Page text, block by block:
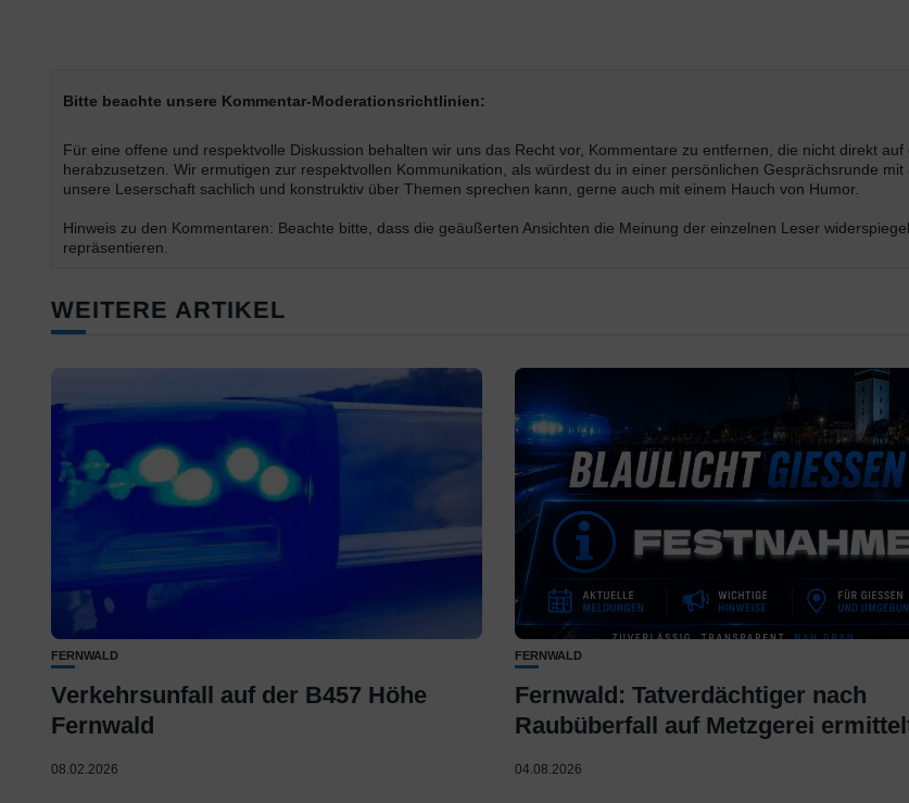
Bitte beachte unsere Kommentar-Moderationsrichtlinien:
Für eine offene und respektvolle Diskussion behalten wir uns das Recht vor, Kommentare zu entfernen, die nicht direkt
herabzusetzen. Wir ermutigen zur respektvollen Kommunikation, als würdest du in einer persönlichen Gesprächsrunde
unsere Leserschaft sachlich und konstruktiv über Themen sprechen kann, gerne auch mit einem Hauch von Humor.
Hinweis zu den Kommentaren: Beachte bitte, dass die geäußerten Ansichten die Meinung der einzelnen Leser
repräsentieren.
WEITERE ARTIKEL
FERNWALD
Verkehrsunfall auf der B457 Höhe
Fernwald
08.02.2026
FERNWALD
Fernwald: Tatverdächtiger nach
Raubüberfall auf Metzgerei
04.08.2026